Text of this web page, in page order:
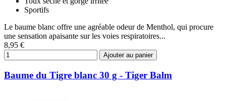
Sportifs
Le baume blanc offre une agréable odeur de Menthol, qui procure
une sensation apaisante sur les voies respiratoires...
8,95 €
Ajouter au panier
Baume du Tigre blanc 30 g - Tiger Balm